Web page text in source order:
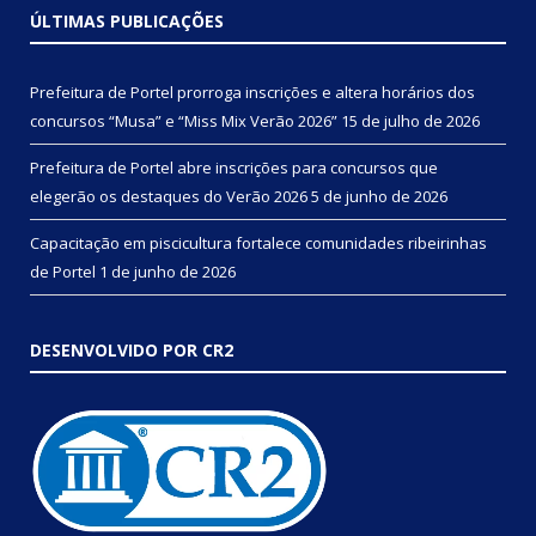
ÚLTIMAS PUBLICAÇÕES
Prefeitura de Portel prorroga inscrições e altera horários dos
concursos “Musa” e “Miss Mix Verão 2026” 15 de julho de 2026
Prefeitura de Portel abre inscrições para concursos que
elegerão os destaques do Verão 20265 de junho de 2026
Capacitação em piscicultura fortalece comunidades ribeirinhas
de Portel 1 de junho de 2026
DESENVOLVIDO POR CR2